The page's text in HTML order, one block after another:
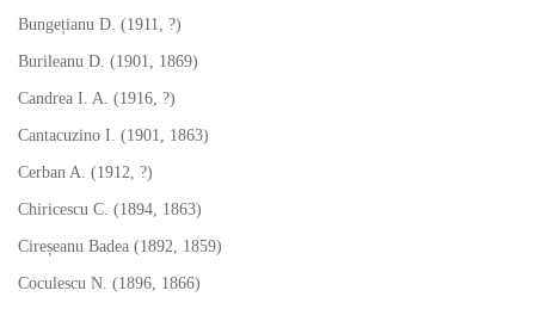
Bungețianu D. (1911, ?)
Burileanu D. (1901, 1869)
Candrea I. A. (1916, ?)
Cantacuzino I. (1901, 1863)
Cerban A. (1912, ?)
Chiricescu C. (1894, 1863)
Cireșeanu Badea (1892, 1859)
Coculescu N. (1896, 1866)